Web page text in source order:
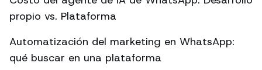
propio vs. Plataforma
Automatización del marketing en WhatsApp:
qué buscar en una plataforma